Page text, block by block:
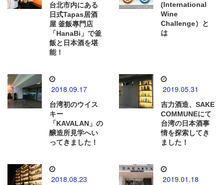
台北市内にある
日式Tapas居酒
屋 釜飯專門店
「HanaBi」で釜
飯と日本酒を堪
能！
(International
Wine
Challenge）と
は
2018.09.17
台湾初のウイス
キー
「KAVALAN」の
醸造所見学へい
ってきました！
2019.05.31
吉力酒造、SAKE
COMMUNEにて
台湾の日本酒事
情を探索してき
ました！
2018.08.23 2019.01.18